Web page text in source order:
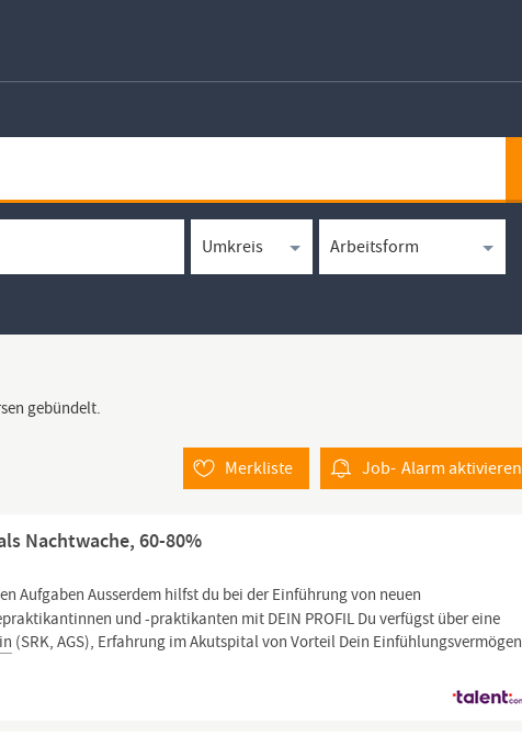
gebündelt.
Job- Alarmaktivieren
Merkliste
Nachtwache, 60-80%
Aufgaben Ausserdem hilfst du bei der Einführung von neuen
und -praktikanten mit DEIN PROFIL Du verfügst über eine
(SRK, AGS), Erfahrung im Akutspital von Vorteil Dein Einfühlungsvermögen